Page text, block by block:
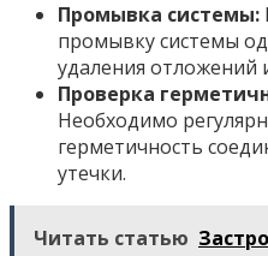
Промывка системы:
промывку системы
удаления отложений
Проверка
Необходимо
герметичность
утечки.
Читать статью